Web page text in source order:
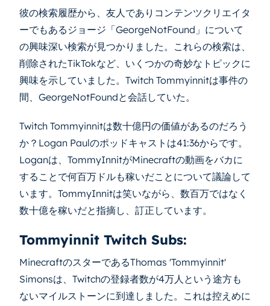
彼の検索履歴から、友人でありコンテンツクリエイタ
ーでもあるジョージ「GeorgeNotFound」について
の興味深い検索が見つかりました。これらの検索は、
削除されたTikTokなど、いくつかの奇妙なトピックに
興味を示していました。Twitch Tommyinnitは事件の
間、GeorgeNotFoundと会話していた。
Twitch Tommyinnitは数十億円の価値があるのだろう
か？Logan Paulのポッドキャストは41:36からです。
Loganは、TommyInnitがMinecraftの動画をバカに
することで何百万ドルも稼いだことについて議論して
います。TommyInnitは笑いながら、数百万ではなく
数十億を稼いだと指摘し、訂正しています。
Tommyinnit Twitch Subs:
MinecraftのスターであるThomas 'Tommyinnit'
Simonsは、Twitchの登録者数が4万人という途方も
ないマイルストーンに到達しました。これは控えめに